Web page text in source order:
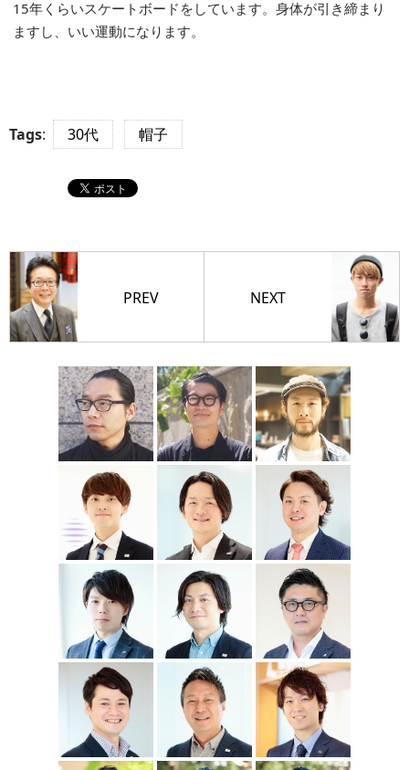
15年くらいスケートボードをしています。身体が引き締まり
ますし、いい運動になります。
Tags: 30代 帽子
PREV NEXT